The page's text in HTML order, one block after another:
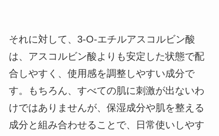
それに対して、3-O-エチルアスコルビン酸
は、アスコルビン酸よりも安定した状態で配
合しやすく、使用感を調整しやすい成分で
す。もちろん、すべての肌に刺激が出ないわ
けではありませんが、保湿成分や肌を整える
成分と組み合わせることで、日常使いしやす